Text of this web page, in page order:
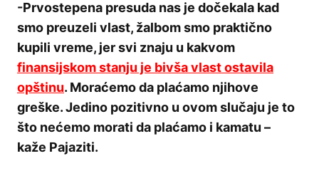
-Prvostepena presuda nas je dočekala kad
smo preuzeli vlast, žalbom smo praktično
kupili vreme, jer svi znaju u kakvom
finansijskom stanju je bivša vlast ostavila
opštinu. Moraćemo da plaćamo njihove
greške. Jedino pozitivno u ovom slučaju je to
što nećemo morati da plaćamo i kamatu –
kaže Pajaziti.